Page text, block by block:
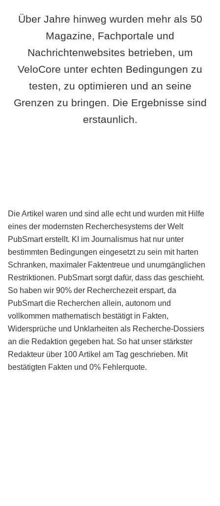
Über Jahre hinweg wurden mehr als 50
Magazine, Fachportale und
Nachrichtenwebsites betrieben, um
VeloCore unter echten Bedingungen zu
testen, zu optimieren und an seine
Grenzen zu bringen. Die Ergebnisse sind
erstaunlich.
Die Artikel waren und sind alle echt und wurden mit Hilfe
eines der modernsten Recherchesystems der Welt
PubSmart erstellt. KI im Journalismus hat nur unter
bestimmten Bedingungen eingesetzt zu sein mit harten
Schranken, maximaler Faktentreue und unumgänglichen
Restriktionen. PubSmart sorgt dafür, dass das geschieht.
So haben wir 90% der Recherchezeit erspart, da
PubSmart die Recherchen allein, autonom und
vollkommen mathematisch bestätigt in Fakten,
Widersprüche und Unklarheiten als Recherche-Dossiers
an die Redaktion gegeben hat. So hat unser stärkster
Redakteur über 100 Artikel am Tag geschrieben. Mit
bestätigten Fakten und 0% Fehlerquote.